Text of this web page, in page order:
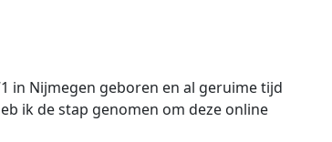
in Nijmegen geboren en al geruime tijd
ik de stap genomen om deze online